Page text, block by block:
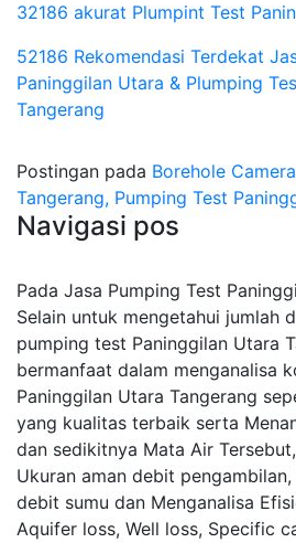
32186 akurat Plumpint Test
52186 Rekomendasi Terdekat
Paninggilan Utara & Plumping
Tangerang
Postingan pada Borehole
Tangerang, Pumping Test
Navigasi pos
Pada Jasa Pumping Test
Selain untuk mengetahui jumlah
pumping test Paninggilan Utara
bermanfaat dalam menganalisa
Paninggilan Utara Tangerang
yang kualitas terbaik serta
dan sedikitnya Mata Air
Ukuran aman debit
debit sumu dan Menganalisa
Aquifer loss, Well loss, Specific